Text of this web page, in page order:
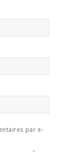
par e-